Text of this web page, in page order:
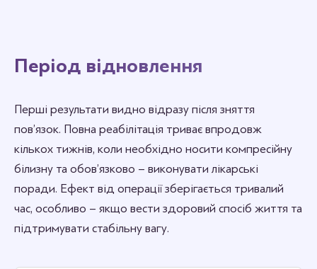
Період відновлення
Перші результати видно відразу після зняття
пов’язок. Повна реабілітація триває впродовж
кількох тижнів, коли необхідно носити компресійну
білизну та обов’язково – виконувати лікарські
поради. Ефект від операції зберігається тривалий
час, особливо – якщо вести здоровий спосіб життя та
підтримувати стабільну вагу.